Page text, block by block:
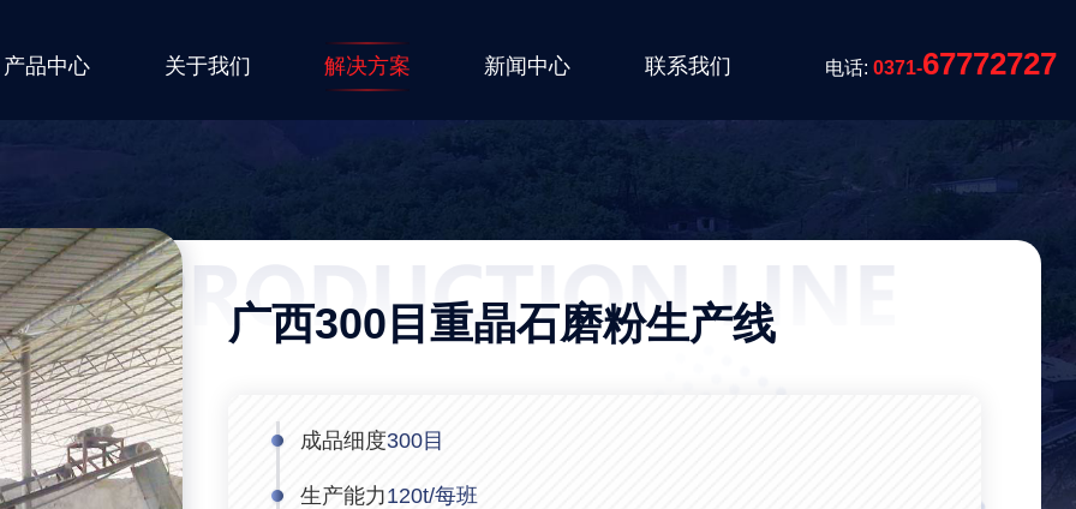
产品中心 关于我们 解决方案 新闻中心 联系我们 电话: 0371-67772727
广西300目重晶石磨粉生产线
成品细度300目
生产能力120t/每班